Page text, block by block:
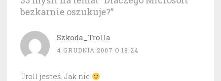
bezkarnie oszukuje?”
Szkoda_Trolla
4 GRUDNIA 2007 O 18:24
Troll jesteś. Jak nic